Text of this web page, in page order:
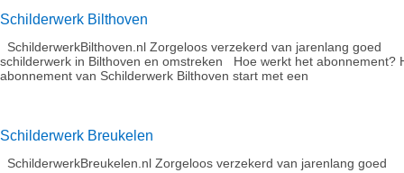
Schilderwerk Bilthoven
SchilderwerkBilthoven.nl Zorgeloos verzekerd van jarenlang goed
schilderwerk in Bilthoven en omstreken Hoe werkt het abonnement?​
abonnement van Schilderwerk Bilthoven start met een
Schilderwerk Breukelen
SchilderwerkBreukelen.nl Zorgeloos verzekerd van jarenlang goed